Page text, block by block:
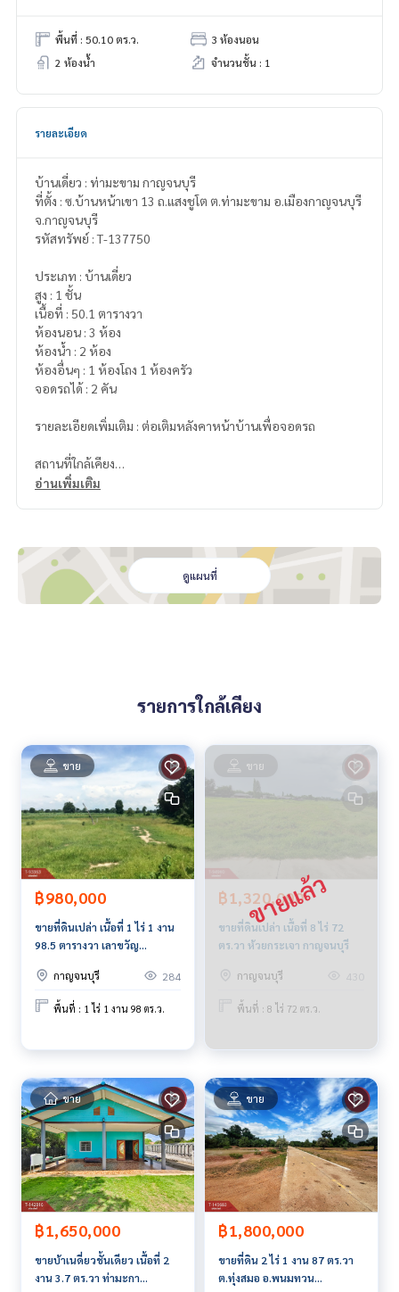
พื้นที่ : 50.10 ตร.ว.
3 ห้องนอน
2 ห้องน้ำ
จำนวนชั้น : 1
รายละเอียด
บ้านเดี่ยว : ท่ามะขาม กาญจนบุรี
ที่ตั้ง : ซ.บ้านหน้าเขา 13 ถ.แสงชูโต ต.ท่ามะขาม อ.เมืองกาญจนบุรี
จ.กาญจนบุรี
รหัสทรัพย์ : T-137750
ประเภท : บ้านเดี่ยว
สูง : 1 ชั้น
เนื้อที่ : 50.1 ตารางวา
ห้องนอน : 3 ห้อง
ห้องน้ำ : 2 ห้อง
ห้องอื่นๆ : 1 ห้องโถง 1 ห้องครัว
จอดรถได้ : 2 คัน
รายละเอียดเพิ่มเติม : ต่อเติมหลังคาหน้าบ้านเพื่อจอดรถ
สถานที่ใกล้เคียง
- ถนนแสงชูโต 100 เมตร
- โรงพยาบาลพหลพลพยุหเสนา 9 กิโลเมตร
- โรบินสันกาญจนบุรี 11 กิโลเมตร
**เรามีบริการจัดสินเชื่อให้ฟรี พร้อมยินดีให้คำปรึกษา มีให้เลือกทุ
**พร้อมอัตราดอกเบี้ยพิเศษ และ วงเงินสูงสุด 90-100% ของราคา
ประเมิน**
สนใจสอบถามข้อมูลเพิ่มเติม หรือ นัดชมบ้านได้ที่
Tel :0918028947พร (รหัสตัวแทน 5512)
Line ID : paulahglory
Callcenter :02-047-4282
สนใจดูทรัพย์อื่นๆ เพิ่มเติม มากกว่า 3,000 รายการ
www.tb.co.th
The Best Property Agent CO,.LTD. ผู้นำด้านธุรกิจนายหน้า ตัวแ
ทนอสังหาริมทรัพย์ครบวงจร ด้วยความเป็นมืออาชีพ ใช้เทคโนโล
ยี และ นวัตกรรมที่สร้างสรรค์ เพื่อส่งมอบบริการที่ดีที่สุดเพื่อคุณ ใ
อ่านเพิ่มเติม
ดูแผนที่
รายการใกล้เคียง
ขาย
฿980,000
ขายที่ดินเปล่า เนื้อที่ 1 ไร่ 1 งาน
98.5 ตารางวา เลาขวัญ
กาญจนบุรี
284
พื้นที่ : 1 ไร่ 1 งาน 98 ตร.ว.
ขาย
฿1,320,000
ขายที่ดินเปล่า เนื้อที่ 8 ไร่ 72
ตร.วา ห้วยกระเจา กาญจนบุรี
กาญจนบุรี 430
พื้นที่ : 8 ไร่ 72 ตร.ว.
ขาย
฿1,650,000
ขายบ้าเนดี่ยวชั้นเดียว เนื้อที่ 2
งาน 3.7 ตร.วา ท่ามะกา
ขาย
฿1,800,000
ขายที่ดิน 2 ไร่ 1 งาน 87 ตร.วา
ต.ทุ่งสมอ อ.พนมทวน